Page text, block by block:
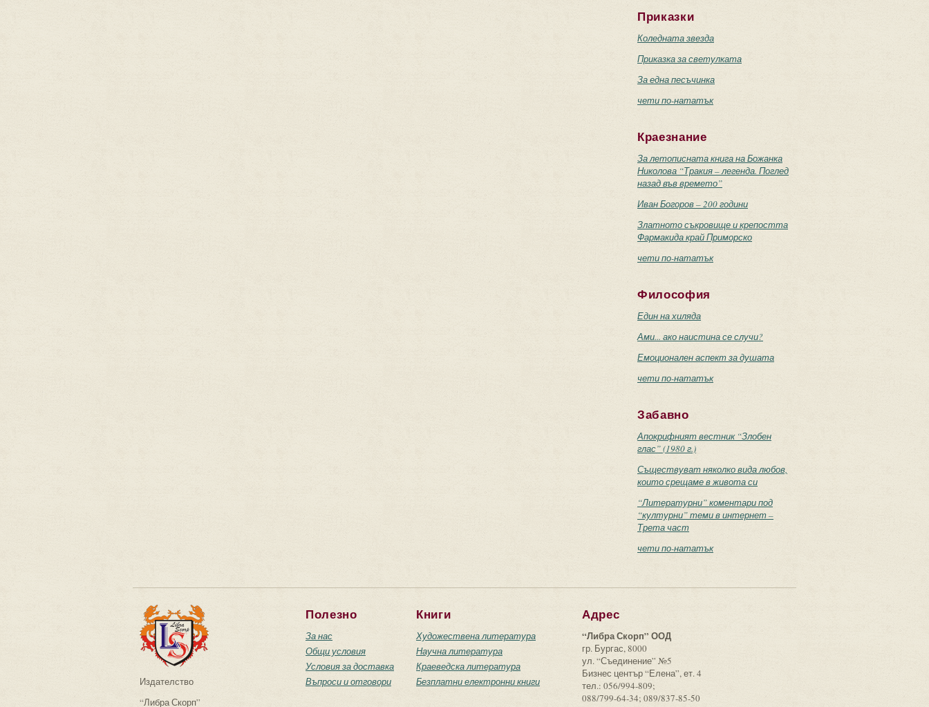
Приказки
Коледната звезда
Приказка за светулката
За една песъчинка
чети по-нататък
Краезнание
За летописната книга на Божанка
Николова “Тракия – легенда. Поглед
назад във времето”
Иван Богоров – 200 години
Златното съкровище и крепостта
Фармакида край Приморско
чети по-нататък
Философия
Един на хиляда
Ами... ако наистина се случи?
Емоционален аспект за душата
чети по-нататък
Забавно
Апокрифният вестник “Злобен
глас” (1980 г.)
Съществуват няколко вида любов,
които срещаме в живота си
“Литературни” коментари под
“културни” теми в интернет –
Трета част
чети по-нататък
Издателство
“Либра Скорп”
Полезно
За нас
Общи условия
Условия за доставка
Въпроси и отговори
Книги
Художествена литература
Научна литература
Краеведска литература
Безплатни електронни книги
Адрес
“Либра Скорп” ООД
гр. Бургас, 8000
ул. “Съединение” №5
Бизнес център “Елена”, ет. 4
тел.: 056/994-809;
088/799-64-34; 089/837-85-50